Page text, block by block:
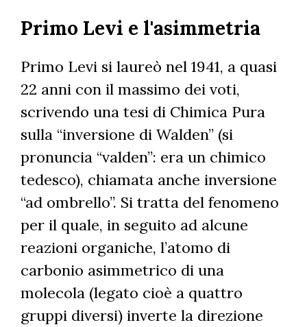
Primo Levi e l'asimmetria
Primo Levi si laureò nel 1941, a quasi
22 anni con il massimo dei voti,
scrivendo una tesi di Chimica Pura
sulla “inversione di Walden” (si
pronuncia “valden”: era un chimico
tedesco), chiamata anche inversione
“ad ombrello”. Si tratta del fenomeno
per il quale, in seguito ad alcune
reazioni organiche, l’atomo di
carbonio asimmetrico di una
molecola (legato cioè a quattro
gruppi diversi) inverte la direzione